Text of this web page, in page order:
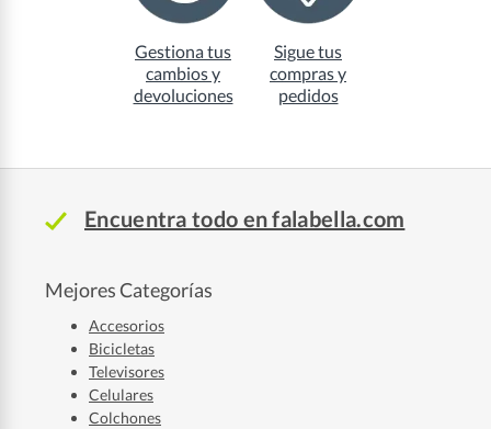
Gestiona tus
cambios y
devoluciones
Sigue tus
compras y
pedidos
Encuentra todo en falabella.com
Mejores Categorías
Accesorios
Bicicletas
Televisores
Celulares
Colchones